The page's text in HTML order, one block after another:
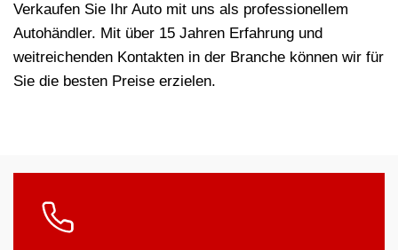
Verkaufen Sie Ihr Auto mit uns als professionellem
Autohändler. Mit über 15 Jahren Erfahrung und
weitreichenden Kontakten in der Branche können wir für
Sie die besten Preise erzielen.